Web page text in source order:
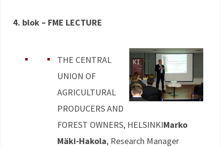
4. blok – FME LECTURE
THE CENTRAL
UNION OF
AGRICULTURAL
PRODUCERS AND
FOREST OWNERS, HELSINKIMarko
Mäki-Hakola, Research Manager